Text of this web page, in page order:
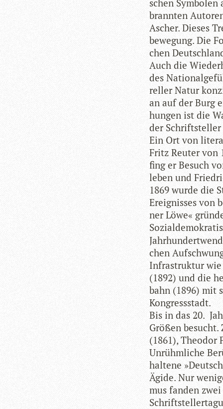
schen
brann­ten
Ascher. Die­ses
be­we­gung. Die
chen
Auch die
des
rel­ler Natur
an auf der Burg
hun­gen ist die
der Schrift­stel­ler
Ein Ort von
Fritz Reu­ter von
fing er Besuch
le­ben und
1869 wurde die
Ereig­nis­ses von
ner Löwe«
chen
Infra­struk­tur wie
(1892) und die
bahn (1896) mit
Kongressstadt.
Bis in das 20.
Grö­ßen
(1861), Theo­dor
Unrühm­li­che
hal­tene
Ägide. Nur
mus fan­den